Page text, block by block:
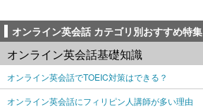
オンライン英会話 カテゴリ別おすすめ特集
オンライン英会話基礎知識
オンライン英会話でTOEIC対策はできる？
オンライン英会話にフィリピン人講師が多い理由